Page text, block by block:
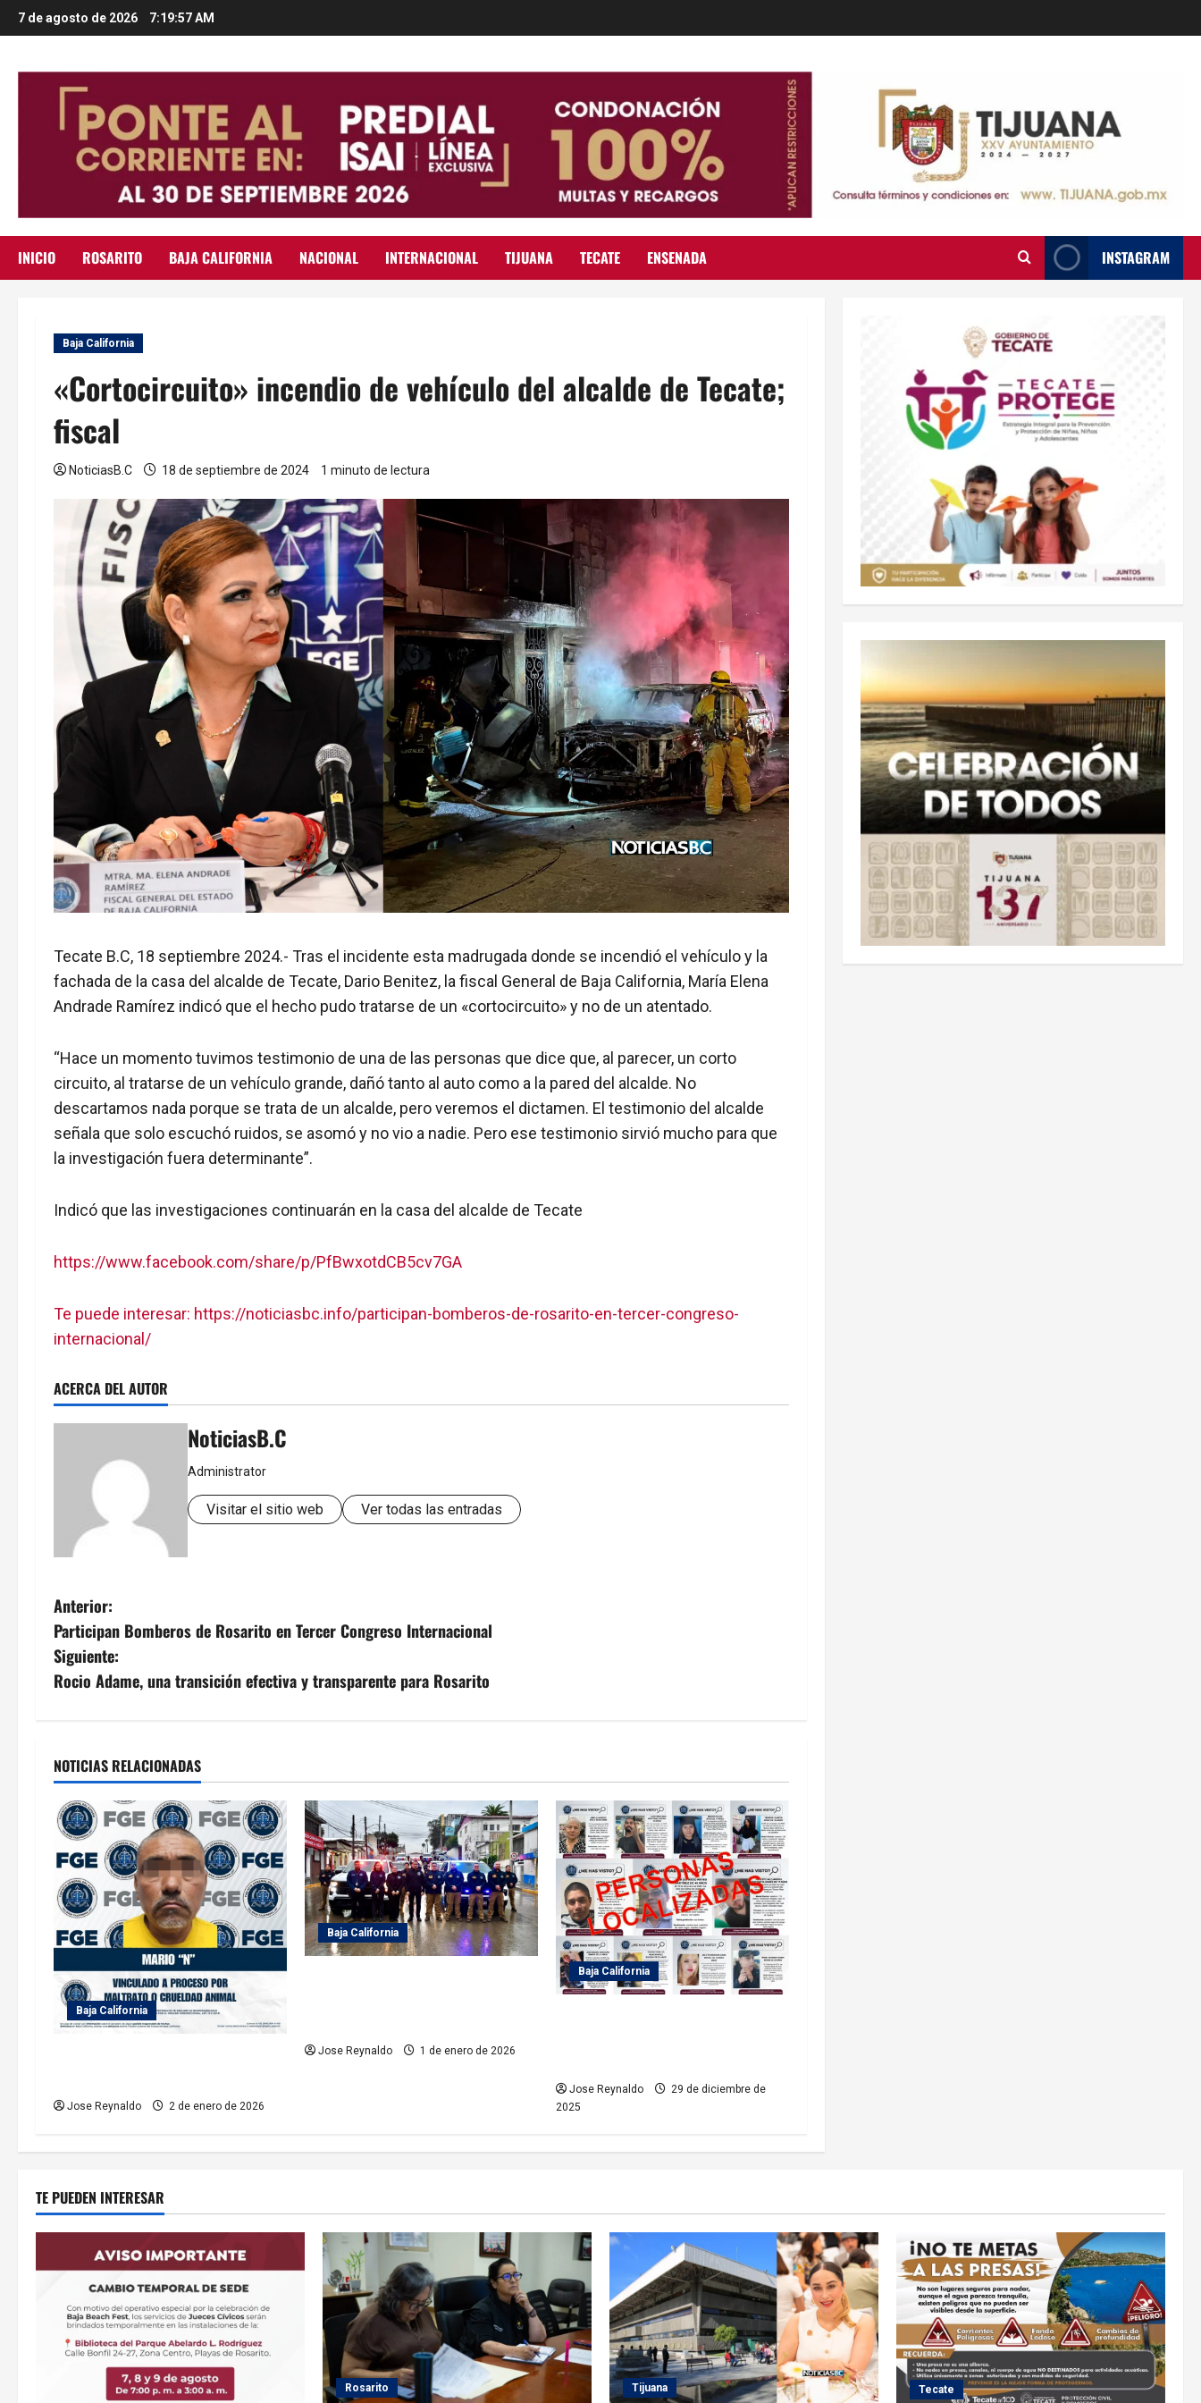
Saltar
al
7 de agosto de 2026 7:19:58 AM
INICIO ROSARITO BAJA CALIFORNIA NACIONAL INTERNACIONAL TIJUANA TECATE ENSENADA INSTAGRAM
Baja California
«Cortocircuito» incendio de vehículo del alcalde de Tecate;
fiscal
NoticiasB.C 18 de septiembre de 2024 1 minuto de lectura
Tecate B.C, 18 septiembre 2024.- Tras el incidente esta madrugada donde se incendió el vehículo y la
fachada de la casa del alcalde de Tecate, Dario Benitez, la fiscal General de Baja California, María Elena
Andrade Ramírez indicó que el hecho pudo tratarse de un «cortocircuito» y no de un atentado.
“Hace un momento tuvimos testimonio de una de las personas que dice que, al parecer, un corto
circuito, al tratarse de un vehículo grande, dañó tanto al auto como a la pared del alcalde. No
descartamos nada porque se trata de un alcalde, pero veremos el dictamen. El testimonio del alcalde
señala que solo escuchó ruidos, se asomó y no vio a nadie. Pero ese testimonio sirvió mucho para que
la investigación fuera determinante”.
Indicó que las investigaciones continuarán en la casa del alcalde de Tecate
https://www.facebook.com/share/p/PfBwxotdCB5cv7GA
Te puede interesar: https://noticiasbc.info/participan-bomberos-de-rosarito-en-tercer-congreso-
internacional/
ACERCA DEL AUTOR
NoticiasB.C
Administrator
Visitar el sitio web Ver todas las entradas
N
a
v
g
a
c
i
ó
n
d
e
n
a
Anterior:
Participan Bomberos de Rosarito en Tercer Congreso Internacional
Siguiente:
Rocio Adame, una transición efectiva y transparente para Rosarito
NOTICIAS RELACIONADAS
Baja California
Jose Reynaldo 2 de enero de 2026
Baja California
Jose Reynaldo 1 de enero de 2026
Baja California
Jose Reynaldo
29 de diciembre de
2025
TE PUEDEN INTERESAR
Rosarito Tijuana Tecate